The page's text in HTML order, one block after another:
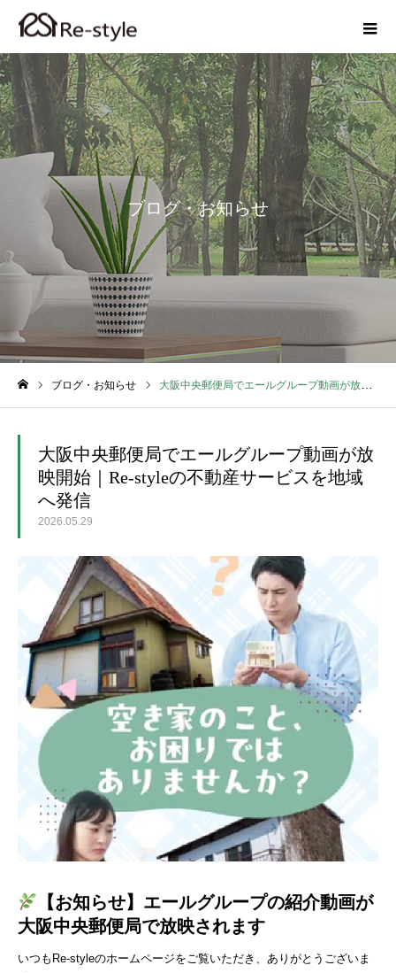
ブログ・お知らせ
ブログ・お知らせ 大阪中央郵便局でエールグループ動画が放映開始｜Re-styleの不動産サービスを地域へ発信
大阪中央郵便局でエールグループ動画が放
映開始｜Re-styleの不動産サービスを地域
へ発信
2026.05.29
【お知らせ】エールグループの紹介動画が
大阪中央郵便局で放映されます
いつもRe-styleのホームページをご覧いただき、ありがとうございま